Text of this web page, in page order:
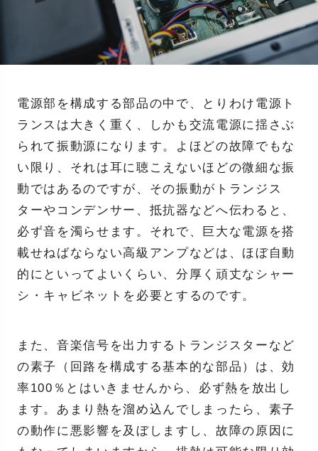
電源部を構成する部品の中で、とりわけ電源ト
ランスは大きく重く、しかも交流電源に揺さぶ
られて振動源になります。よほどの故障でもな
い限り、それは耳に聴こえないほどの微細な振
動ではあるのですが、その振動がトランジス
ターやコンデンサー、抵抗器などへ伝わると、
必ず音を濁らせます。それで、巨大な電源を搭
載せねばならない高級アンプなどは、ほぼ自動
的にといってよいくらい、分厚く頑丈なシャー
シ・キャビネットを必要とするのです。
また、音楽信号を出力するトランジスターなど
の素子（回路を構成する基本的な部品）は、効
率100％とはいきませんから、必ず熱を放出し
ます。あまり熱を溜め込んでしまったら、素子
の動作に悪影響を及ぼしますし、故障の原因に